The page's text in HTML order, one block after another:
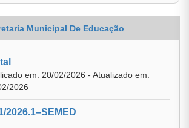
Municipal De Educação
em: 20/02/2026 - Atualizado em:
2026
2026.1–SEMED